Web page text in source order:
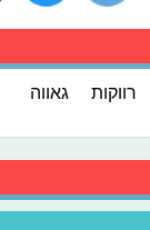
רווקות גאווה